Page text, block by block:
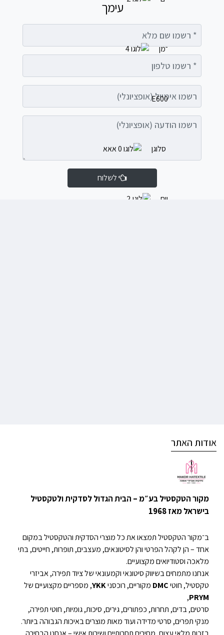
עימך
רשמו הודעה (אופציונלי)
לשלוח
אודות האתר
מקור הטקסטיל בע״מ – הבית הגדול לסדקית ולטקסטיל
בישראל מאז 1968
ב־מקור הטקסטיל תמצאו את כל מוצרי הסדקית והטקסטיל במקום
אחד – הן לקהל הפרטי והן לסיטונאים, מעצבים, תופרות, חייטים, בתי
מלאכה וסטודיואים מקצועיים.
אנחנו מתמחים בשיווק סיטונאי וקמעונאי של ציוד תפירה, אביזרי
טקסטיל, חוטיDMC מקוריים, רוכסניYKK, מספריים מקצועיים של
PRYM
,
סרטים, בדים, תחרות, כפתורים, גירים, סיכות, גומיות, חוטי תפירה,
מנקי תפרים, סרטי מדידה ועוד מאות מוצרים באיכות הגבוהה ביותר.